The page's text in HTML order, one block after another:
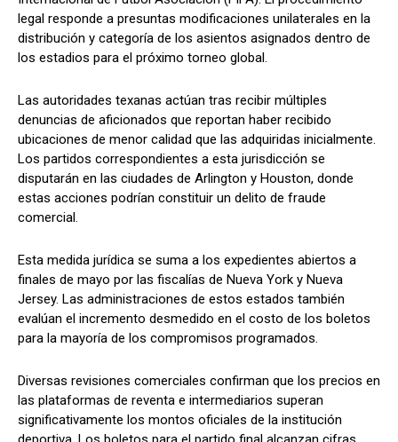
legal responde a presuntas modificaciones unilaterales en la
distribución y categoría de los asientos asignados dentro de
los estadios para el próximo torneo global.
Las autoridades texanas actúan tras recibir múltiples
denuncias de aficionados que reportan haber recibido
ubicaciones de menor calidad que las adquiridas inicialmente.
Los partidos correspondientes a esta jurisdicción se
disputarán en las ciudades de Arlington y Houston, donde
estas acciones podrían constituir un delito de fraude
comercial.
Esta medida jurídica se suma a los expedientes abiertos a
finales de mayo por las fiscalías de Nueva York y Nueva
Jersey. Las administraciones de estos estados también
evalúan el incremento desmedido en el costo de los boletos
para la mayoría de los compromisos programados.
Diversas revisiones comerciales confirman que los precios en
las plataformas de reventa e intermediarios superan
significativamente los montos oficiales de la institución